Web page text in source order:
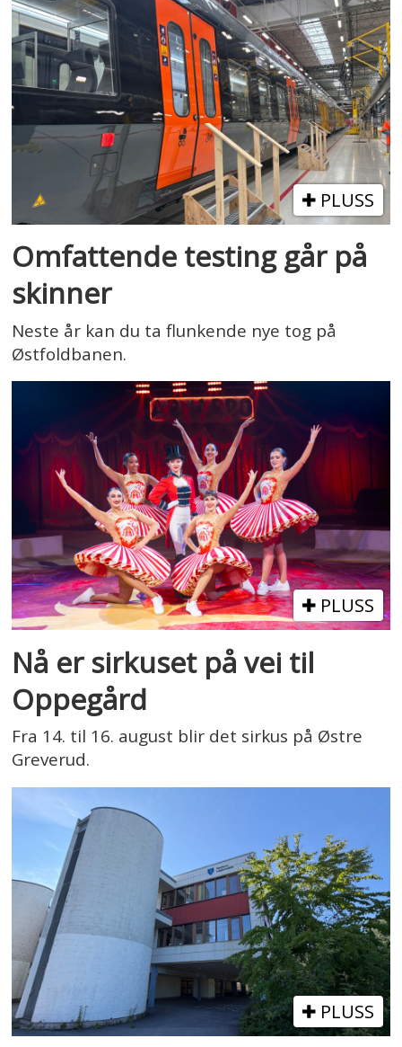
PLUSS
Omfattende testing går på
skinner
Neste år kan du ta flunkende nye tog på
Østfoldbanen.
PLUSS
Nå er sirkuset på vei til
Oppegård
Fra 14. til 16. august blir det sirkus på Østre
Greverud.
PLUSS